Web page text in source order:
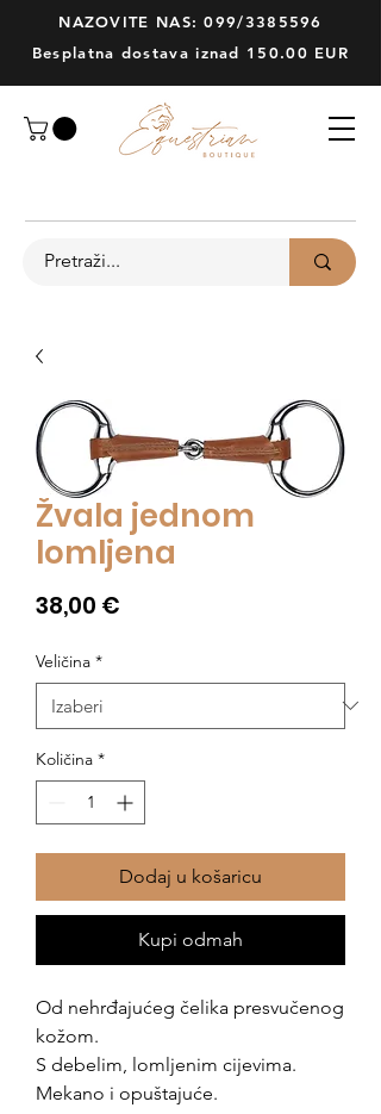
NAZOVITE NAS: 099/3385596
Besplatna dostava iznad 150.00 EUR
Žvala jednom
lomljena
38,00 €
Veličina *
Količina *
Dodaj u košaricu
Kupi odmah
Od nehrđajućeg čelika presvučenog
kožom.
S debelim, lomljenim cijevima.
Mekano i opuštajuće.